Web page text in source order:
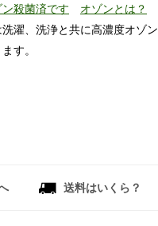
ン殺菌済です
オゾンとは？
洗濯、洗浄と共に高濃度オゾ
す。
送料はいくら？